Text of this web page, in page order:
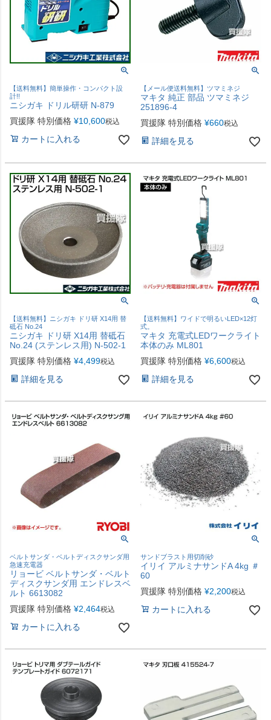
【送料無料】簡単操作・コンパクト設
計!!
ニシガキ ドリル研研 N-879
買援隊 特別価格 ¥10,600税込
カートに入れる
【メール便送料無料】ツマミネジ
マキタ 純正 部品 ツマミネジ
251896-4
買援隊 特別価格 ¥660税込
詳細を見る
【送料無料】ニシガキ ドリ研 X14用 替
砥石 No.24
ニシガキ ドリ研 X14用 替砥石
No.24 (ステンレス用) N-502-1
買援隊 特別価格 ¥4,499税込
詳細を見る
【送料無料】ワイドで明るいLED×12灯
式。
マキタ 充電式LEDワークライト
本体のみ ML801
買援隊 特別価格 ¥6,600税込
詳細を見る
ベルトサンダ・ベルトディスクサンダ用
急速充電器
リョービ ベルトサンダ・ベルト
ディスクサンダ用 エンドレスベ
ルト 6613082
買援隊 特別価格 ¥2,464税込
カートに入れる
サンドブラスト用切削砂
イリイ アルミナサンドA 4kg ＃
60
買援隊 特別価格 ¥2,200税込
カートに入れる